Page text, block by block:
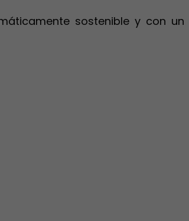
sostenible y con un